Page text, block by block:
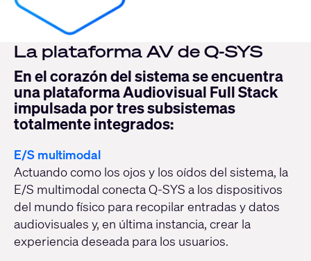
La plataforma AV de Q-SYS
En el corazón del sistema se encuentra
una plataforma Audiovisual Full Stack
impulsada por tres subsistemas
totalmente integrados:
E/S multimodal
Actuando como los ojos y los oídos del sistema, la
E/S multimodal conecta Q-SYS a los dispositivos
del mundo físico para recopilar entradas y datos
audiovisuales y, en última instancia, crear la
experiencia deseada para los usuarios.